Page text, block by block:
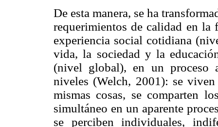
De esta manera, se ha
requerimientos de calidad en la
experiencia social cotidiana
vida, la sociedad y la
(nivel global), en un proceso
niveles (Welch, 2001): se
mismas cosas, se comparten
simultáneo en un aparente
se perciben individuales,